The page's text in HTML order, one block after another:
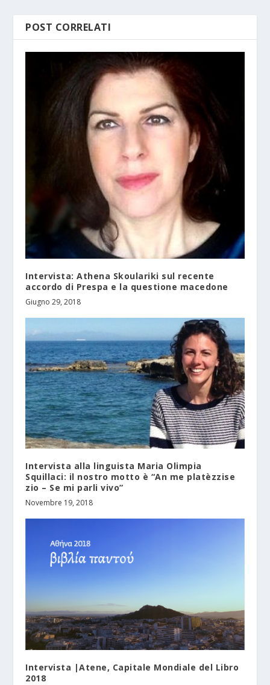
POST CORRELATI
Intervista: Athena Skoulariki sul recente
accordo di Prespa e la questione macedone
Giugno 29, 2018
Intervista alla linguista Maria Olimpia
Squillaci: il nostro motto è “An me platèzzise
zio – Se mi parli vivo”
Novembre 19, 2018
Intervista |Atene, Capitale Mondiale del Libro
2018